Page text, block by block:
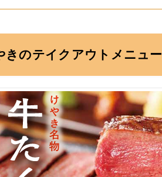
きのテイクアウトメニュー